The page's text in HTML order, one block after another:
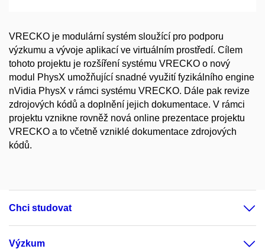
VRECKO je modulární systém sloužící pro podporu
výzkumu a vývoje aplikací ve virtuálním prostředí. Cílem
tohoto projektu je rozšíření systému VRECKO o nový
modul PhysX umožňující snadné využití fyzikálního engine
nVidia PhysX v rámci systému VRECKO. Dále pak revize
zdrojových kódů a doplnění jejich dokumentace. V rámci
projektu vznikne rovněž nová online prezentace projektu
VRECKO a to včetně vzniklé dokumentace zdrojových
kódů.
Chci studovat
Výzkum